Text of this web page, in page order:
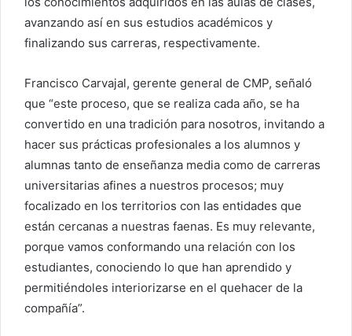
avanzando así en sus estudios académicos y
finalizando sus carreras, respectivamente.
Francisco Carvajal, gerente general de CMP, señaló
que “este proceso, que se realiza cada año, se ha
convertido en una tradición para nosotros, invitando a
hacer sus prácticas profesionales a los alumnos y
alumnas tanto de enseñanza media como de carreras
universitarias afines a nuestros procesos; muy
focalizado en los territorios con las entidades que
están cercanas a nuestras faenas. Es muy relevante,
porque vamos conformando una relación con los
estudiantes, conociendo lo que han aprendido y
permitiéndoles interiorizarse en el quehacer de la
compañía”.